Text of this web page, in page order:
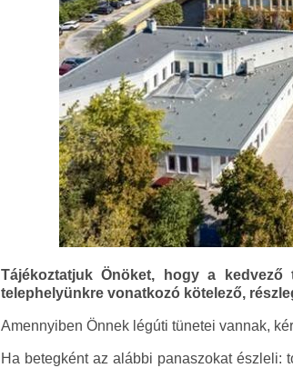
Tájékoztatjuk Önöket, hogy a
telephelyünkre vonatkozó kötelező,
Amennyiben Önnek légúti tünetei vannak,
Ha betegként az alábbi panaszokat észleli: